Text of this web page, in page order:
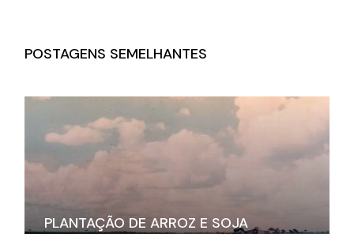
POSTAGENS SEMELHANTES
PLANTAÇÃO DE ARROZ E SOJA